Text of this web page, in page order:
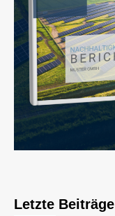
Letzte Beiträge